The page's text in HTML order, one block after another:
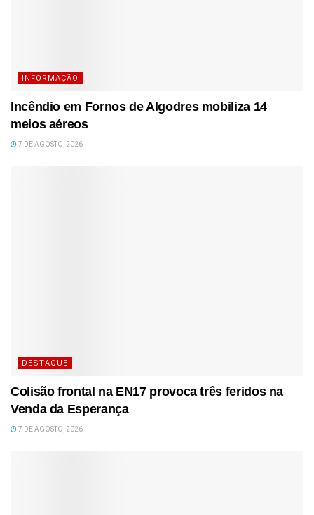
INFORMAÇÃO
Incêndio em Fornos de Algodres mobiliza 14
meios aéreos
7 DE AGOSTO, 2026
DESTAQUE
Colisão frontal na EN17 provoca três feridos na
Venda da Esperança
7 DE AGOSTO, 2026